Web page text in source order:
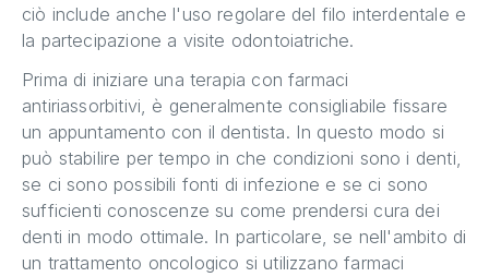
ciò include anche l'uso regolare del filo interdentale e
la partecipazione a visite odontoiatriche.
Prima di iniziare una terapia con farmaci
antiriassorbitivi, è generalmente consigliabile fissare
un appuntamento con il dentista. In questo modo si
può stabilire per tempo in che condizioni sono i denti,
se ci sono possibili fonti di infezione e se ci sono
sufficienti conoscenze su come prendersi cura dei
denti in modo ottimale. In particolare, se nell'ambito di
un trattamento oncologico si utilizzano farmaci